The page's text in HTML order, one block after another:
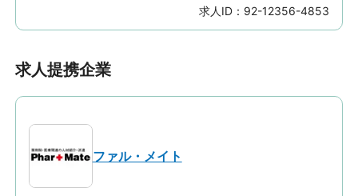
求人ID： 92-12356-4853
求人提携企業
ファル・メイト